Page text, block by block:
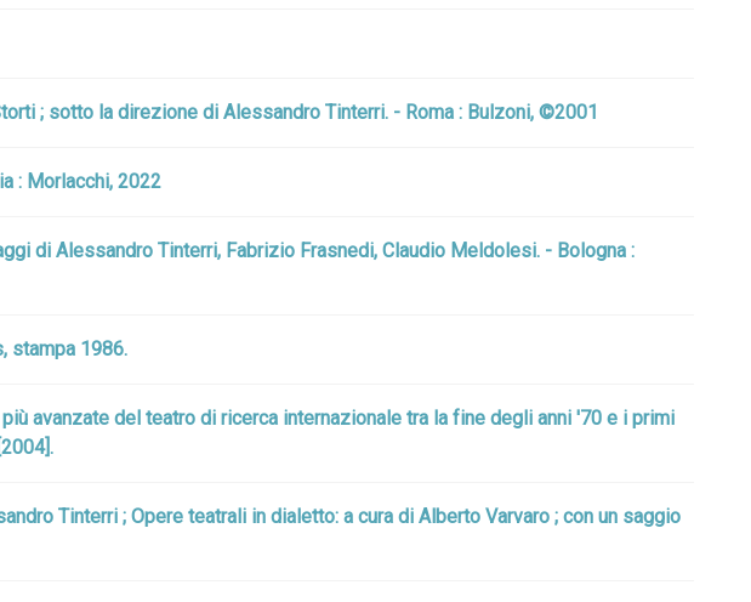
; sotto la direzione di Alessandro Tinterri. - Roma : Bulzoni, ©2001
: Morlacchi, 2022
di Alessandro Tinterri, Fabrizio Frasnedi, Claudio Meldolesi. - Bologna :
stampa 1986.
avanzate del teatro di ricerca internazionale tra la fine degli anni '70 e i primi
Tinterri ; Opere teatrali in dialetto: a cura di Alberto Varvaro ; con un saggio